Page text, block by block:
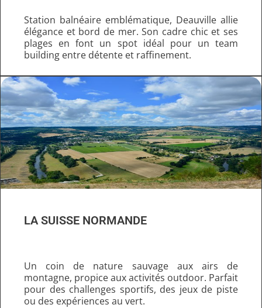
Station balnéaire emblématique, Deauville allie
élégance et bord de mer. Son cadre chic et ses
plages en font un spot idéal pour un team
building entre détente et raffinement.
LA SUISSE NORMANDE
Un coin de nature sauvage aux airs de
montagne, propice aux activités outdoor. Parfait
pour des challenges sportifs, des jeux de piste
ou des expériences au vert.